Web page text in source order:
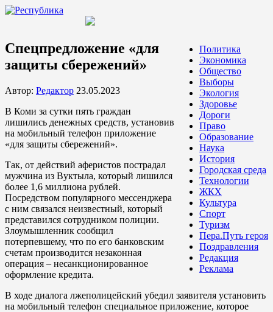
Политика
Экономика
Общество
Выборы
Экология
Здоровье
Дороги
Право
Образование
Наука
История
Городская среда
Технологии
ЖКХ
Культура
Спорт
Туризм
Пера.Путь героя
Поздравления
Редакция
Реклама
Спецпредложение «для
защиты сбережений»
Автор: Редактор 23.05.2023
В Коми за сутки пять граждан
лишились денежных средств, установив
на мобильный телефон приложение
«для защиты сбережений».
Так, от действий аферистов пострадал
мужчина из Вуктыла, который лишился
более 1,6 миллиона рублей.
Посредством популярного мессенджера
с ним связался неизвестный, который
представился сотрудником полиции.
Злоумышленник сообщил
потерпевшему, что по его банковским
счетам производится незаконная
операция – несанкционированное
оформление кредита.
В ходе диалога лжеполицейский убедил заявителя установить
на мобильный телефон специальное приложение, которое